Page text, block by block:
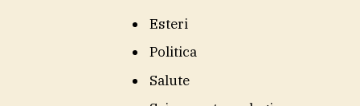
Esteri
Politica
Salute